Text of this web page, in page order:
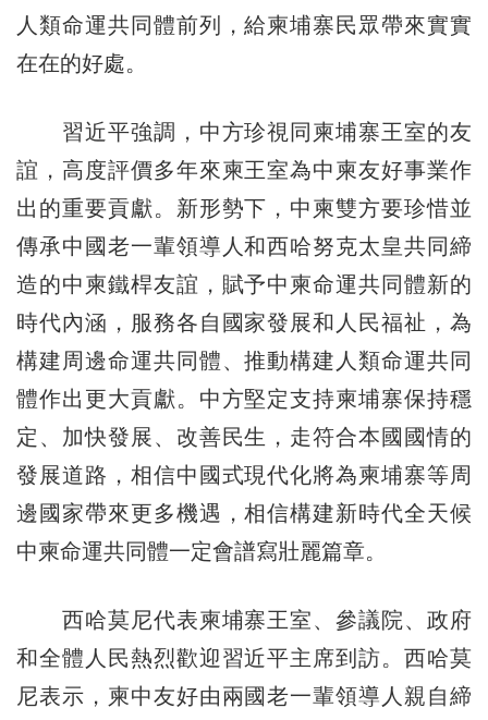
人類命運共同體前列，給柬埔寨民眾帶來實實
在在的好處。
習近平強調，中方珍視同柬埔寨王室的友
誼，高度評價多年來柬王室為中柬友好事業作
出的重要貢獻。新形勢下，中柬雙方要珍惜並
傳承中國老一輩領導人和西哈努克太皇共同締
造的中柬鐵桿友誼，賦予中柬命運共同體新的
時代內涵，服務各自國家發展和人民福祉，為
構建周邊命運共同體、推動構建人類命運共同
體作出更大貢獻。中方堅定支持柬埔寨保持穩
定、加快發展、改善民生，走符合本國國情的
發展道路，相信中國式現代化將為柬埔寨等周
邊國家帶來更多機遇，相信構建新時代全天候
中柬命運共同體一定會譜寫壯麗篇章。
西哈莫尼代表柬埔寨王室、參議院、政府
和全體人民熱烈歡迎習近平主席到訪。西哈莫
尼表示，柬中友好由兩國老一輩領導人親自締